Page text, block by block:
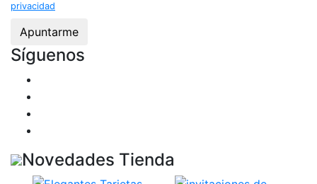
privacidad
Síguenos
Novedades Tienda